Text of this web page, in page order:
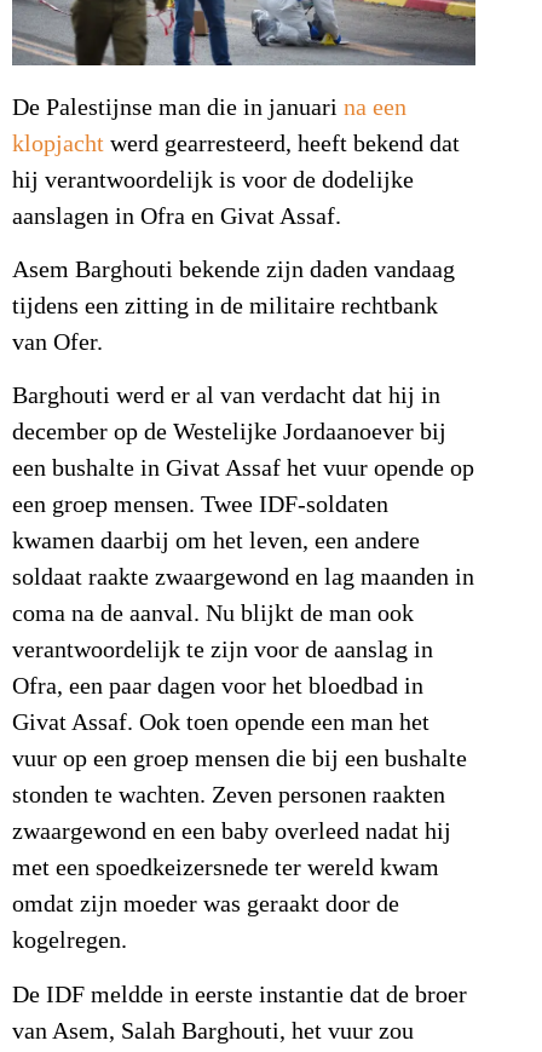
De Palestijnse man die in januari na een
klopjacht werd gearresteerd, heeft bekend dat
hij verantwoordelijk is voor de dodelijke
aanslagen in Ofra en Givat Assaf.
Asem Barghouti bekende zijn daden vandaag
tijdens een zitting in de militaire rechtbank
van Ofer.
Barghouti werd er al van verdacht dat hij in
december op de Westelijke Jordaanoever bij
een bushalte in Givat Assaf het vuur opende op
een groep mensen. Twee IDF-soldaten
kwamen daarbij om het leven, een andere
soldaat raakte zwaargewond en lag maanden in
coma na de aanval. Nu blijkt de man ook
verantwoordelijk te zijn voor de aanslag in
Ofra, een paar dagen voor het bloedbad in
Givat Assaf. Ook toen opende een man het
vuur op een groep mensen die bij een bushalte
stonden te wachten. Zeven personen raakten
zwaargewond en een baby overleed nadat hij
met een spoedkeizersnede ter wereld kwam
omdat zijn moeder was geraakt door de
kogelregen.
De IDF meldde in eerste instantie dat de broer
van Asem, Salah Barghouti, het vuur zou